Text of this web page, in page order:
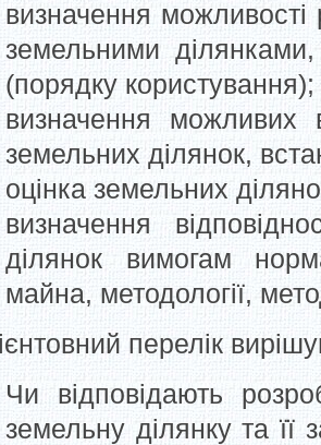
визначення можливості
земельними ділянками,
(порядку користування);
визначення можливих
земельних ділянок,
оцінка земельних
визначення
ділянок вимогам
майна, методології,
перелік
Чи відповідають
земельну ділянку та її